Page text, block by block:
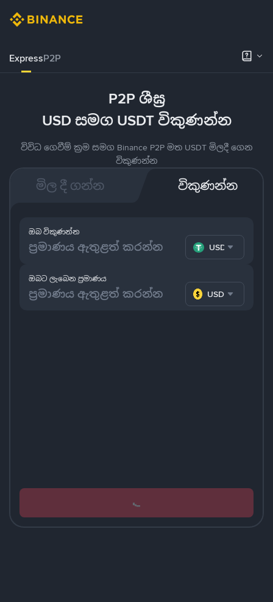
ExpressP2P
P2P ශීඝ්‍ර
USD සමග USDT විකුණන්න
විවිධ ගෙවීම් ක්‍රම සමග Binance P2P මත USDT මිලදී ගෙන
විකුණන්න
මිල දී ගන්න විකුණන්න
ඔබට ලැබෙන ප්‍රමාණය
USD
ඔබ විකුණන්න
USDT